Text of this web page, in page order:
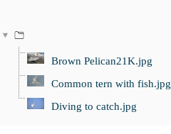
Brown Pelican21K.jpg
Common tern with fish.jpg
Diving to catch.jpg